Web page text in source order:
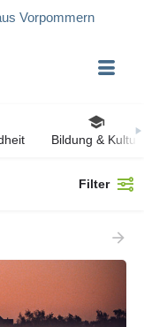
Vorpommern
Bildung & Kultur
Filter